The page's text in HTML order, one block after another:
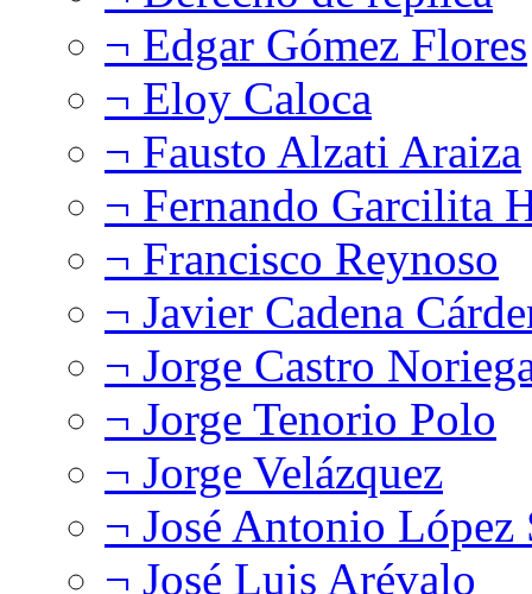
¬ Edgar Gómez Flores
¬ Eloy Caloca
¬ Fausto Alzati Araiza
¬ Fernando Garcilita
¬ Francisco Reynoso
¬ Javier Cadena
¬ Jorge Castro
¬ Jorge Tenorio Polo
¬ Jorge Velázquez
¬ José Antonio López
¬ José Luis Arévalo